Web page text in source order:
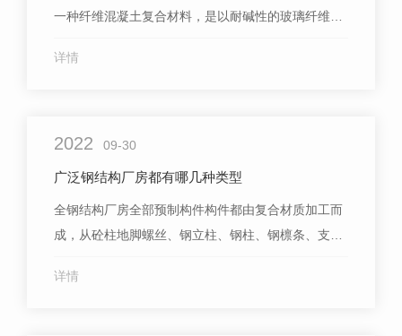
一种纤维混凝土复合材料，是以耐碱性的玻璃纤维作
料。也是一种能够通过模具来塑性打造不同的纹理与
下面我们一起来看看。1、外观标准要求及...
详情
2022 09-30
广泛钢结构厂房都有哪几种类型
全钢结构厂房全部预制构件构件都由复合材质加工而
成，从砼柱地脚螺丝、钢立柱、钢柱、钢檩条、支撑
刚金属片，各种原材料不但质轻、强度高，并且拆卸
详情